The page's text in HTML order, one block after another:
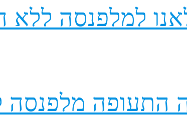
למלפנסה ללא
התעופה מלפנסה